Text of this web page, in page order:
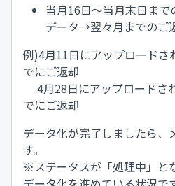
当月16日～当月末日ま
データ→翌々月までのご
例)4月11日にアップロード
でにご返却
4月28日にアップロードさ
でにご返却
データ化が完了しましたら、
す。
※ステータスが「処理中」と